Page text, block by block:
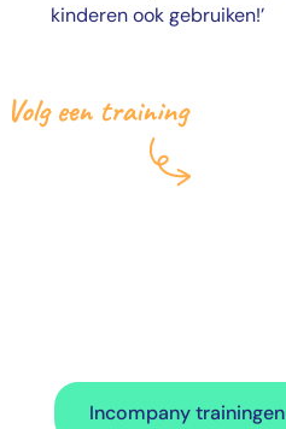
kinderen ook gebruiken!’
Incompany trainingen